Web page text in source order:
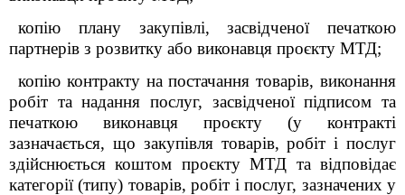
копію плану закупівлі, засвідченої печаткою
партнерів з розвитку або виконавця проєкту МТД;
копію контракту на постачання товарів, виконання
робіт та надання послуг, засвідченої підписом та
печаткою виконавця проєкту (у контракті
зазначається, що закупівля товарів, робіт і послуг
здійснюється коштом проєкту МТД та відповідає
категорії (типу) товарів, робіт і послуг, зазначених у